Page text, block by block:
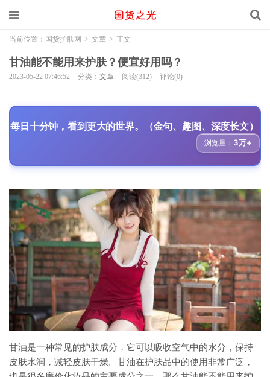
当前位置： 国货护肤网 > 文章 > 正文
甘油能不能用来护肤？便宜好用吗？
2023-05-22 07:46:52 分类： 文章 阅读(312) 评论(0)
每日十分钟，看到更大的世界。（金句、趣图、深度长文）
浏览量： 3万+
甘油是一种常见的护肤成分，它可以吸收空气中的水分，保持
皮肤水润，减轻皮肤干燥。甘油在护肤品中的使用非常广泛，